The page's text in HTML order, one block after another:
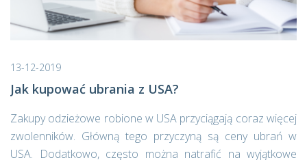
13-12-2019
Jak kupować ubrania z USA?
Zakupy odzieżowe robione w USA przyciągają coraz więcej
zwolenników. Główną tego przyczyną są ceny ubrań w
USA. Dodatkowo, często można natrafić na wyjątkowe